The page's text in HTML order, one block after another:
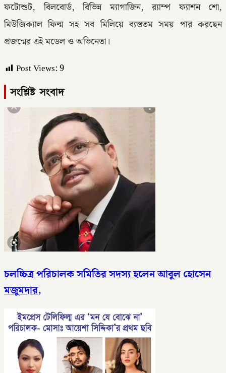
ফটোশুট, বিলবোর্ড, বিভিন্ন ম্যাগাজিন, র‍্যাম্প ফ্যাশন শো,
মিউজিক্যাল ফিল্ম সহ সব মিলিয়ে ব্যস্ততম সময় পার করছেন
প্রজন্মের এই মডেল ও অভিনেতা।
Post Views:9
সংশ্লিষ্ট সংবাদ
চলচ্চিত্র পরিচালক সমিতির সদস্য হলেন আবুল হোসেন
মজুমদার,